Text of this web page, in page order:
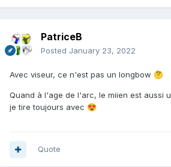
PatriceB
Posted January 23, 2022
Avec viseur, ce n'est pas un longbow 🤔
Quand à l'age de l'arc, le miien est aussi
je tire toujours avec 😍
Quote